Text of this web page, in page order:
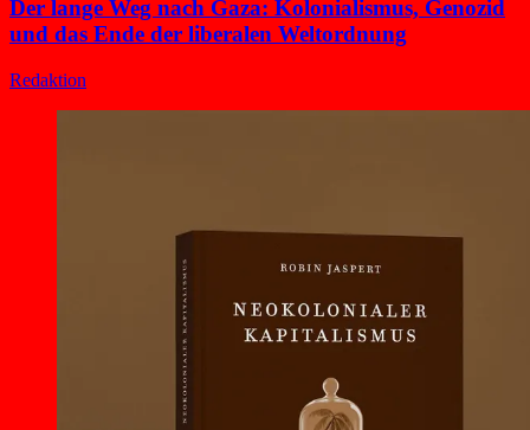
Der lange Weg nach Gaza: Kolonialismus, Genozid
und das Ende der liberalen Weltordnung
Redaktion